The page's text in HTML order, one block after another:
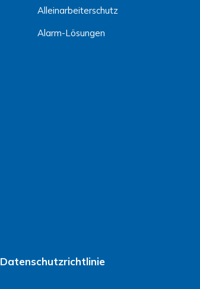
Alleinarbeiterschutz
Alarm-Lösungen
Datenschutzrichtlinie